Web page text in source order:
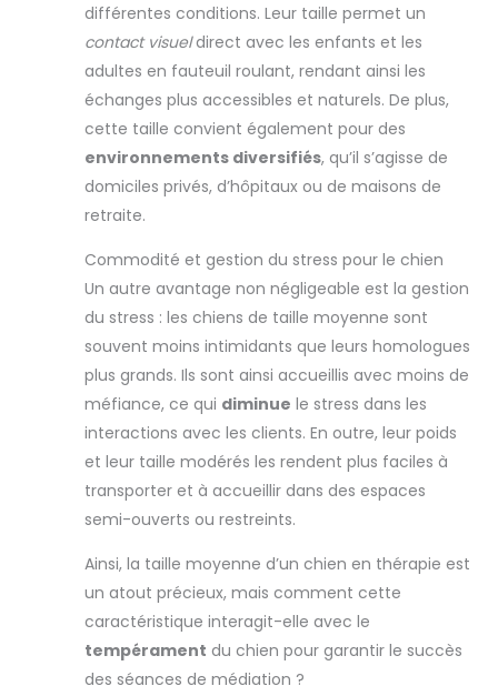
différentes conditions. Leur taille permet un
contact visueldirect avec les enfants et les
adultes en fauteuil roulant, rendant ainsi les
échanges plus accessibles et naturels. De plus,
cette taille convient également pour des
environnements diversifiés, qu’il s’agisse de
domiciles privés, d’hôpitaux ou de maisons de
retraite.
Commodité et gestion du stress pour le chien
Un autre avantage non négligeable est la gestion
du stress : les chiens de taille moyenne sont
souvent moins intimidants que leurs homologues
plus grands. Ils sont ainsi accueillis avec moins de
méfiance, ce qui diminue le stress dans les
interactions avec les clients. En outre, leur poids
et leur taille modérés les rendent plus faciles à
transporter et à accueillir dans des espaces
semi-ouverts ou restreints.
Ainsi, la taille moyenne d’un chien en thérapie est
un atout précieux, mais comment cette
caractéristique interagit-elle avec le
tempérament du chien pour garantir le succès
des séances de médiation ?